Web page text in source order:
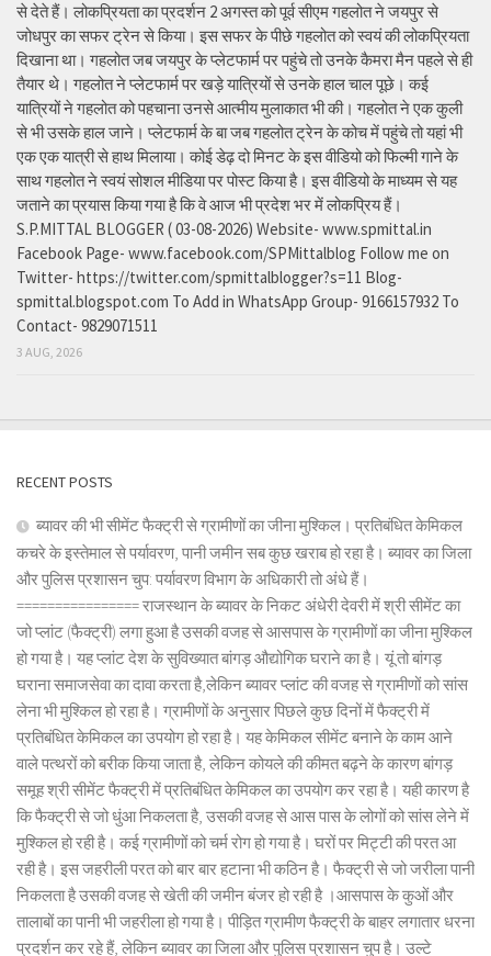
से देते हैं। लोकप्रियता का प्रदर्शन 2 अगस्त को पूर्व सीएम गहलोत ने जयपुर से
जोधपुर का सफर ट्रेन से किया। इस सफर के पीछे गहलोत को स्वयं की लोकप्रियता
दिखाना था। गहलोत जब जयपुर के प्लेटफार्म पर पहुंचे तो उनके कैमरा मैन पहले से ही
तैयार थे। गहलोत ने प्लेटफार्म पर खड़े यात्रियों से उनके हाल चाल पूछे। कई
यात्रियों ने गहलोत को पहचाना उनसे आत्मीय मुलाकात भी की। गहलोत ने एक कुली
से भी उसके हाल जाने। प्लेटफार्म के बा जब गहलोत ट्रेन के कोच में पहुंचे तो यहां भी
एक एक यात्री से हाथ मिलाया। कोई डेढ़ दो मिनट के इस वीडियो को फिल्मी गाने के
साथ गहलोत ने स्वयं सोशल मीडिया पर पोस्ट किया है। इस वीडियो के माध्यम से यह
जताने का प्रयास किया गया है कि वे आज भी प्रदेश भर में लोकप्रिय हैं।
S.P.MITTAL BLOGGER ( 03-08-2026) Website- www.spmittal.in
Facebook Page- www.facebook.com/SPMittalblog Follow me on
Twitter- https://twitter.com/spmittalblogger?s=11 Blog-
spmittal.blogspot.com To Add in WhatsApp Group- 9166157932 To
Contact- 9829071511
3 AUG, 2026
RECENT POSTS
ब्यावर की भी सीमेंट फैक्ट्री से ग्रामीणों का जीना मुश्किल। प्रतिबंधित केमिकल
कचरे के इस्तेमाल से पर्यावरण, पानी जमीन सब कुछ खराब हो रहा है। ब्यावर का जिला
और पुलिस प्रशासन चुप: पर्यावरण विभाग के अधिकारी तो अंधे हैं।
================ राजस्थान के ब्यावर के निकट अंधेरी देवरी में श्री सीमेंट का
जो प्लांट (फैक्ट्री) लगा हुआ है उसकी वजह से आसपास के ग्रामीणों का जीना मुश्किल
हो गया है। यह प्लांट देश के सुविख्यात बांगड़ औद्योगिक घराने का है। यूं तो बांगड़
घराना समाजसेवा का दावा करता है,लेकिन ब्यावर प्लांट की वजह से ग्रामीणों को सांस
लेना भी मुश्किल हो रहा है। ग्रामीणों के अनुसार पिछले कुछ दिनों में फैक्ट्री में
प्रतिबंधित केमिकल का उपयोग हो रहा है। यह केमिकल सीमेंट बनाने के काम आने
वाले पत्थरों को बरीक किया जाता है, लेकिन कोयले की कीमत बढ़ने के कारण बांगड़
समूह श्री सीमेंट फैक्ट्री में प्रतिबंधित केमिकल का उपयोग कर रहा है। यही कारण है
कि फैक्ट्री से जो धुंआ निकलता है, उसकी वजह से आस पास के लोगों को सांस लेने में
मुश्किल हो रही है। कई ग्रामीणों को चर्म रोग हो गया है। घरों पर मिट्टी की परत आ
रही है। इस जहरीली परत को बार बार हटाना भी कठिन है। फैक्ट्री से जो जरीला पानी
निकलता है उसकी वजह से खेती की जमीन बंजर हो रही है ।आसपास के कुओं और
तालाबों का पानी भी जहरीला हो गया है। पीड़ित ग्रामीण फैक्ट्री के बाहर लगातार धरना
प्रदर्शन कर रहे हैं, लेकिन ब्यावर का जिला और पुलिस प्रशासन चुप है। उल्टे